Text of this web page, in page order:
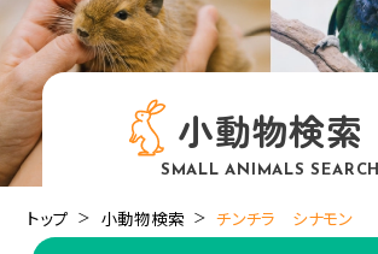
小動物検索
SMALL ANIMALS SEARCH
トップ 小動物検索 チンチラ シナモン